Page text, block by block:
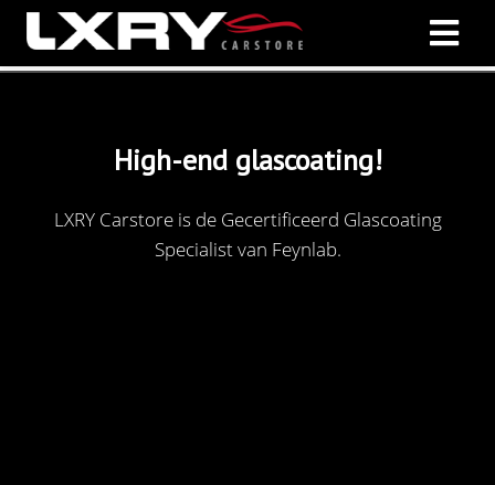
High-endglascoating!
LXRY Carstore is de Gecertificeerd Glascoating
Specialist van Feynlab.